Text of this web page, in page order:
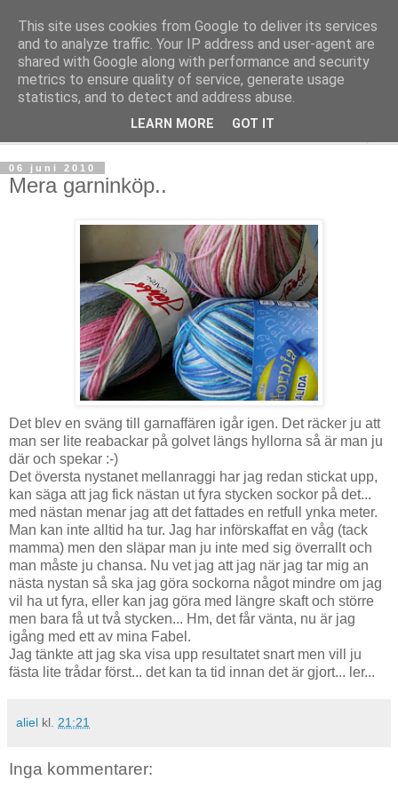
mönsterlöst
virkning och stickning maskor och varv, mönsterlöst
06 juni 2010
Mera garninköp..
Det blev en sväng till garnaffären igår igen. Det räcker ju att
man ser lite reabackar på golvet längs hyllorna så är man ju
där och spekar :-)
Det översta nystanet mellanraggi har jag redan stickat upp,
kan säga att jag fick nästan ut fyra stycken sockor på det...
med nästan menar jag att det fattades en retfull ynka meter.
Man kan inte alltid ha tur. Jag har införskaffat en våg (tack
mamma) men den släpar man ju inte med sig överrallt och
man måste ju chansa. Nu vet jag att jag när jag tar mig an
nästa nystan så ska jag göra sockorna något mindre om jag
vil ha ut fyra, eller kan jag göra med längre skaft och större
men bara få ut två stycken... Hm, det får vänta, nu är jag
igång med ett av mina Fabel.
Jag tänkte att jag ska visa upp resultatet snart men vill ju
fästa lite trådar först... det kan ta tid innan det är gjort... ler...
aliel kl. 21:21
Inga kommentarer:
This site uses cookies from Google to deliver its services
and to analyze traffic. Your IP address and user-agent are
shared with Google along with performance and security
metrics to ensure quality of service, generate usage
statistics, and to detect and address abuse.
LEARN MORE GOT IT